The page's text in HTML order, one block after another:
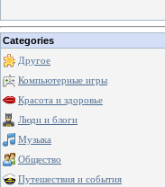
Categories
Другое
Компьютерные игры
Красота и здоровье
Люди и блоги
Музыка
Общество
Путешествия и события